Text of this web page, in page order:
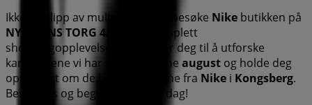
Ikke gå glipp av muligheten til å besøke Nike butikken på
NYMOENS TORG 4A
for en komplett
shoppingopplevelse. Vi inviterer deg til å utforske
kampanjene vi har for deg denne august og holde deg
oppdatert om de beste tilbudene fra Nike i Kongsberg.
Besøk oss og begynn å spare i dag!